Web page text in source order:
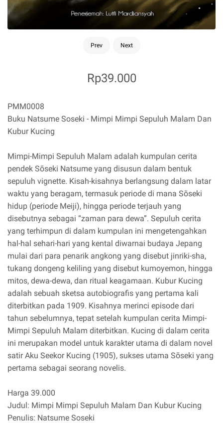
Prev Next
Rp39.000
PMM0008
Buku Natsume Soseki - Mimpi Mimpi Sepuluh Malam Dan
Kubur Kucing
Mimpi-Mimpi Sepuluh Malam adalah kumpulan cerita
pendek Sōseki Natsume yang disusun dalam bentuk
sepuluh vignette. Kisah-kisahnya berlangsung dalam latar
waktu yang beragam, termasuk periode di mana Sōseki
hidup (periode Meiji), hingga periode terjauh yang
disebutnya sebagai “zaman para dewa”. Sepuluh cerita
yang terhimpun di dalam kumpulan ini mengetengahkan
hal-hal sehari-hari yang kental diwarnai budaya Jepang
mulai dari para penarik angkong yang disebut jinriki-sha,
tukang dongeng keliling yang disebut kumoyemon, hingga
mitos, dewa-dewa, dan ritual keagamaan. Kubur Kucing
adalah sebuah sketsa autobiografis yang pertama kali
diterbitkan pada 1909. Kisahnya merinci episode dari
tahun sebelumnya, tepat setelah kumpulan cerita Mimpi-
Mimpi Sepuluh Malam diterbitkan. Kucing di dalam cerita
ini merupakan model untuk karakter utama di dalam novel
satir Aku Seekor Kucing (1905), sukses utama Sōseki yang
pertama sebagai seorang novelis.
Harga 39.000
Judul: Mimpi Mimpi Sepuluh Malam Dan Kubur Kucing
Penulis: Natsume Soseki